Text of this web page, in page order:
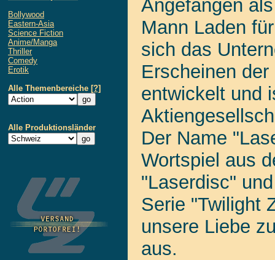
Bollywood
Eastern-Asia
Science Fiction
Anime/Manga
Thriller
Comedy
Erotik
Alle Themenbereiche [?]
Alle Produktionsländer
Angefangen
Mann Laden
sich das
Erscheinen
entwickelt und
Der Name
Wortspiel aus
"Laserdisc"
Serie "Twilight
unsere Liebe
aus.